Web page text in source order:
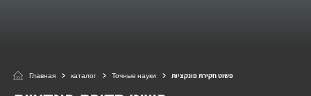
Главная каталог Точные науки פשוט חקירת פונקציות